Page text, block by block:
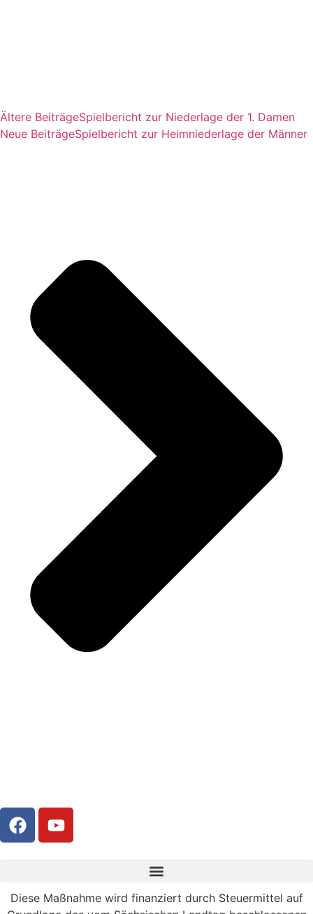
Ältere BeiträgeSpielbericht zur Niederlage der 1. Damen
Neue BeiträgeSpielbericht zur Heimniederlage der Männer
Diese Maßnahme wird finanziert durch Steuermittel auf